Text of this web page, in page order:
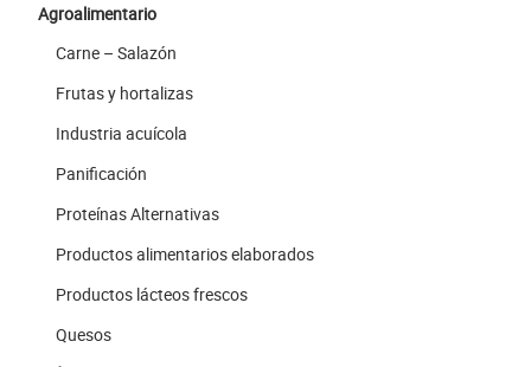
Agroalimentario
Carne – Salazón
Frutas y hortalizas
Industria acuícola
Panificación
Proteínas Alternativas
Productos alimentarios elaborados
Productos lácteos frescos
Quesos